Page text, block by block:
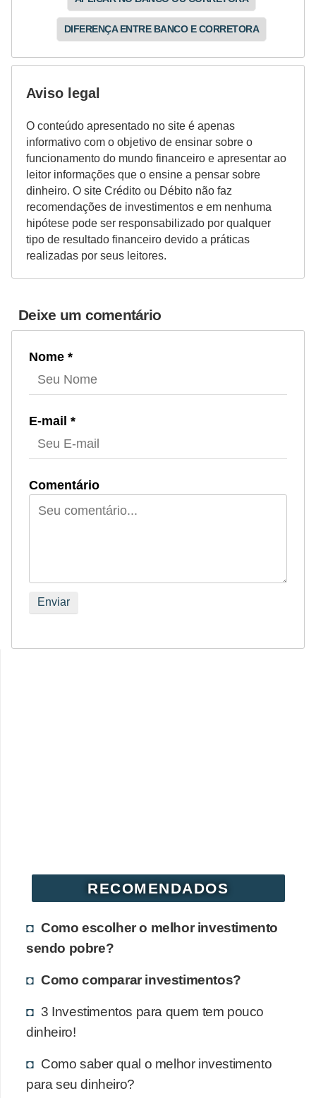
DIFERENÇA ENTRE BANCO E CORRETORA
Aviso legal
O conteúdo apresentado no site é apenas
informativo com o objetivo de ensinar sobre o
funcionamento do mundo financeiro e apresentar ao
leitor informações que o ensine a pensar sobre
dinheiro. O site Crédito ou Débito não faz
recomendações de investimentos e em nenhuma
hipótese pode ser responsabilizado por qualquer
tipo de resultado financeiro devido a práticas
realizadas por seus leitores.
Deixe um comentário
Nome *
E-mail *
Comentário
RECOMENDADOS
Como escolher o melhor investimento
sendo pobre?
Como comparar investimentos?
3 Investimentos para quem tem pouco
dinheiro!
Como saber qual o melhor investimento
para seu dinheiro?